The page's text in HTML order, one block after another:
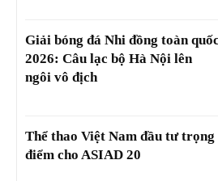
Giải bóng đá Nhi đồng toàn quốc
2026: Câu lạc bộ Hà Nội lên
ngôi vô địch
Thể thao Việt Nam đầu tư trọng
điểm cho ASIAD 20